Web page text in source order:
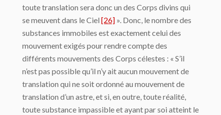
toute translation sera donc un des Corps divins qui
se meuvent dans le Ciel [26] ». Donc, le nombre des
substances immobiles est exactement celui des
mouvement exigés pour rendre compte des
différents mouvements des Corps célestes : « S’il
n’est pas possible qu’il n’y ait aucun mouvement de
translation qui ne soit ordonné au mouvement de
translation d’un astre, et si, en outre, toute réalité,
toute substance impassible et ayant par soi atteint le